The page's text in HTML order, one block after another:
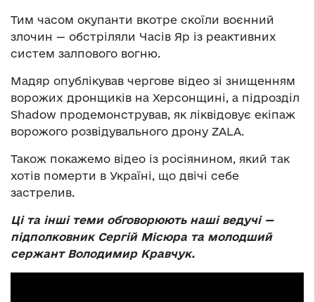
Тим часом окупанти вкотре скоїли воєнний
злочин — обстріляли Часів Яр із реактивних
систем залпового вогню.
Мадяр опублікував чергове відео зі знищенням
ворожих дронщиків на Херсонщині, а підрозділ
Shadow продемонстрував, як ліквідовує екіпаж
ворожого розвідувального дрону ZALA.
Також покажемо відео із росіянином, який так
хотів померти в Україні, що двічі себе
застрелив.
Ці та інші теми обговорюють наші ведучі —
підполковник Сергій Місюра та молодший
сержант Володимир Кравчук.